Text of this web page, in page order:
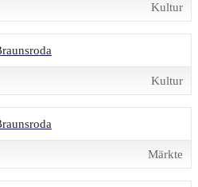
Kultur
Kultur
Märkte